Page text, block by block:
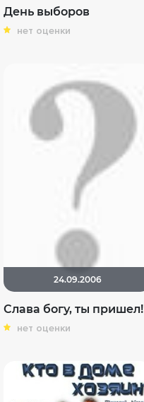
День выборов
нет оценки
24.09.2006
Слава богу, ты пришел!
нет оценки